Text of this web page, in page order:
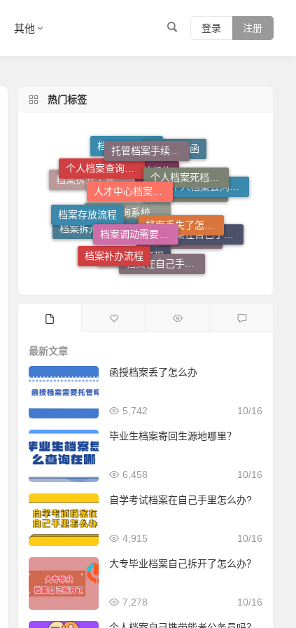
登录 注册
其他
热门标签
档案查询系统官网
档案存放机构
个人档案不知道在哪儿怎么查
档案丢失了怎么补
档案托管流程
档案拆开了怎么补救
档案拆开了去哪里封
档案查询入口档案调动函
个人档案去向查询
档案在自己手里怎么办
档案在自己手里怎么放到人才市场
档案补办流程
档案存放流程
个人档案查询系统
托管档案手续如何办理
档案丢失了怎么办
档案调动需要什么手续
人才中心档案接收流程
最新文章
函授档案丢了怎么办
10/16
5,742
毕业生档案寄回生源地哪里？
10/16
6,458
自学考试档案在自己手里怎么办?
10/16
4,915
大专毕业档案自己拆开了怎么办？
10/16
7,278